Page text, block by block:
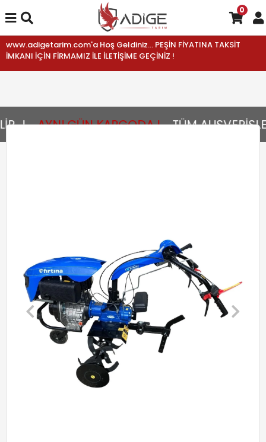
www.adigetarim.com'a Hoş Geldiniz... PEŞİN FİYATINA TAKSİT
İMKANI İÇİN FİRMAMIZ İLE İLETİŞİME GEÇİNİZ !
AYNI GÜN KARGODA ! TÜM
0